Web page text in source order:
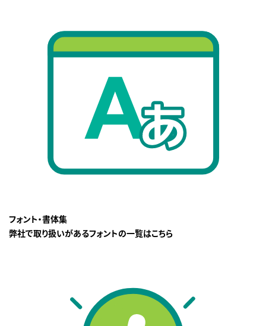
フォント・書体集
弊社で取り扱いがあるフォントの一覧はこちら